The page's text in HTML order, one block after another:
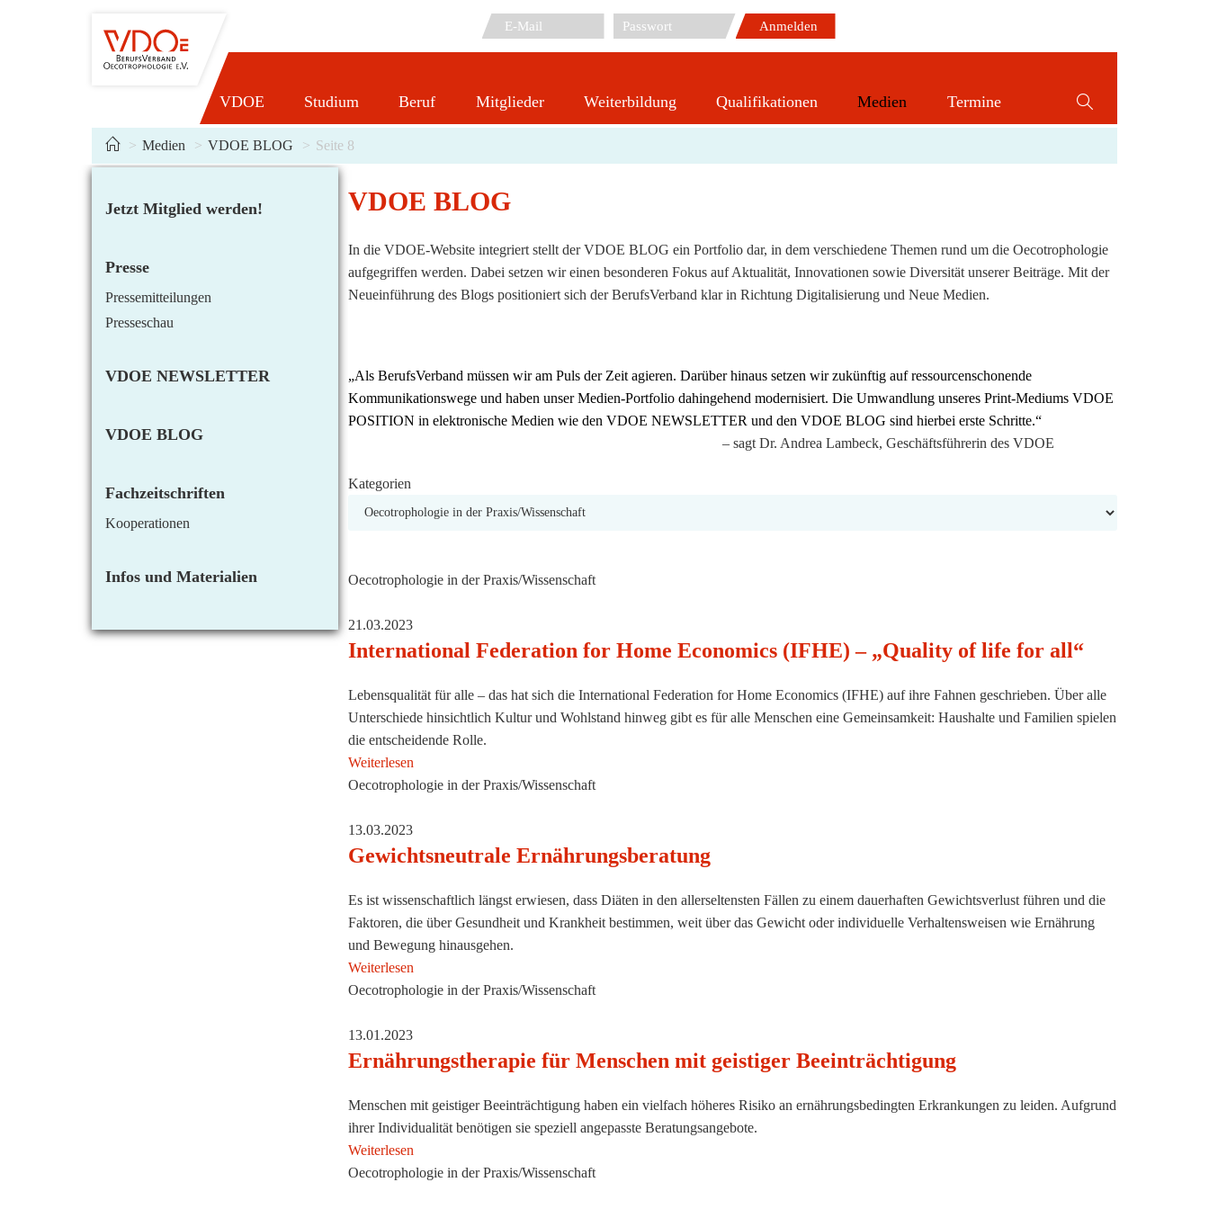
VDOE Studium Beruf Mitglieder Weiterbildung Qualifikationen Medien Termine
Website-
Suche
umschalten
VDOE BLOG
> Medien > VDOE BLOG > Seite 8
Jetzt Mitglied werden!
Presse
Pressemitteilungen
Presseschau
VDOE NEWSLETTER
VDOE BLOG
Fachzeitschriften
Kooperationen
Infos und Materialien
VDOE BLOG
In die VDOE-Website integriert stellt der VDOE BLOG ein Portfolio dar, in dem verschiedene Themen rund um die Oecotrophologie
aufgegriffen werden. Dabei setzen wir einen besonderen Fokus auf Aktualität, Innovationen sowie Diversität unserer Beiträge. Mit der
Neueinführung des Blogs positioniert sich der BerufsVerband klar in Richtung Digitalisierung und Neue Medien.
„Als BerufsVerband müssen wir am Puls der Zeit agieren. Darüber hinaus setzen wir zukünftig auf ressourcenschonende
Kommunikationswege und haben unser Medien-Portfolio dahingehend modernisiert. Die Umwandlung unseres Print-Mediums VDOE
POSITION in elektronische Medien wie den VDOE NEWSLETTER und den VDOE BLOG sind hierbei erste Schritte.“
– sagt Dr. Andrea Lambeck, Geschäftsführerin des VDOE
Kategorien
Oecotrophologie in der Praxis/Wissenschaft
21.03.2023
International Federation for Home Economics (IFHE) – „Quality of life for all“
Lebensqualität für alle – das hat sich die International Federation for Home Economics (IFHE) auf ihre Fahnen geschrieben. Über alle
Unterschiede hinsichtlich Kultur und Wohlstand hinweg gibt es für alle Menschen eine Gemeinsamkeit: Haushalte und Familien spielen
die entscheidende Rolle.
Weiterlesen
Oecotrophologie in der Praxis/Wissenschaft
13.03.2023
Gewichtsneutrale Ernährungsberatung
Es ist wissenschaftlich längst erwiesen, dass Diäten in den allerseltensten Fällen zu einem dauerhaften Gewichtsverlust führen und die
Faktoren, die über Gesundheit und Krankheit bestimmen, weit über das Gewicht oder individuelle Verhaltensweisen wie Ernährung
und Bewegung hinausgehen.
Weiterlesen
Oecotrophologie in der Praxis/Wissenschaft
13.01.2023
Ernährungstherapie für Menschen mit geistiger Beeinträchtigung
Menschen mit geistiger Beeinträchtigung haben ein vielfach höheres Risiko an ernährungsbedingten Erkrankungen zu leiden. Aufgrund
ihrer Individualität benötigen sie speziell angepasste Beratungsangebote.
Weiterlesen
Oecotrophologie in der Praxis/Wissenschaft